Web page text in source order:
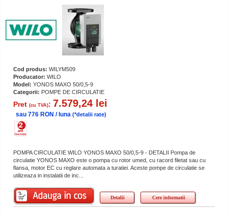
Cod produs: WILYM509
Producator: WILO
Model: YONOS MAXO 50/0,5-9
Categorii: POMPE DE CIRCULATIE
Pret (cu TVA): 7.579,24 lei
sau 776 RON / luna (*detalii rate)
POMPA CIRCULATIE WILO YONOS MAXO 50/0,5-9 - DETALII Pompa de
circulatie YONOS MAXO este o pompa cu rotor umed, cu racord filetat sau cu
flansa, motor EC cu reglare automata a turatiei. Aceste pompe de circulatie se
utilizeaza in instalatii de inc...
Detalii Cere informatii